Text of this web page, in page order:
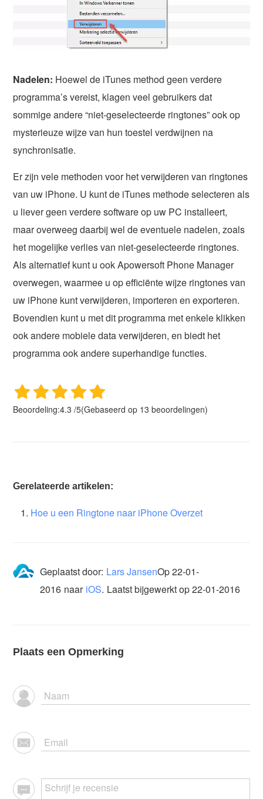
Nadelen: Hoewel de iTunes method geen verdere
programma’s vereist, klagen veel gebruikers dat
sommige andere “niet-geselecteerde ringtones” ook op
mysterieuze wijze van hun toestel verdwijnen na
synchronisatie.
Er zijn vele methoden voor het verwijderen van ringtones
van uw iPhone. U kunt de iTunes methode selecteren als
u liever geen verdere software op uw PC installeert,
maar overweeg daarbij wel de eventuele nadelen, zoals
het mogelijke verlies van niet-geselecteerde ringtones.
Als alternatief kunt u ook Apowersoft Phone Manager
overwegen, waarmee u op efficiënte wijze ringtones van
uw iPhone kunt verwijderen, importeren en exporteren.
Bovendien kunt u met dit programma met enkele klikken
ook andere mobiele data verwijderen, en biedt het
programma ook andere superhandige functies.
Beoordeling:4.3 /5(Gebaseerd op 13 beoordelingen)
Gerelateerde artikelen:
Hoe u een Ringtone naar iPhone Overzet
Geplaatst door: Lars JansenOp22-01-
2016 naar iOS. Laatst bijgewerkt op 22-01-2016
Plaats een Opmerking